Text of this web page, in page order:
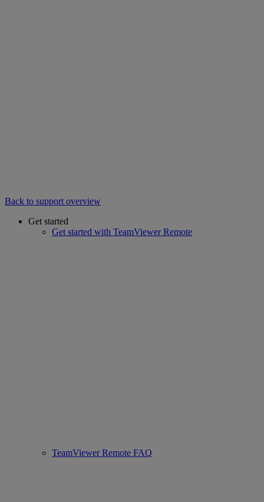
Back to support overview
Get started
Get started with TeamViewer Remote
TeamViewer Remote FAQ